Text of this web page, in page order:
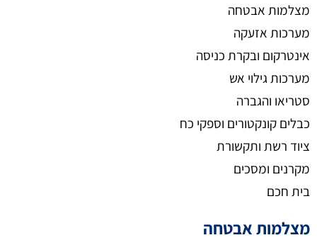
מצלמות אבטחה
מערכות אזעקה
אינטרקום ובקרת כניסה
מערכות גילוי אש
סטריאו והגברה
כבלים קונקטורים וספקי כח
ציוד רשת ותקשורת
מקרנים ומסכים
בית חכם
מצלמות אבטחה